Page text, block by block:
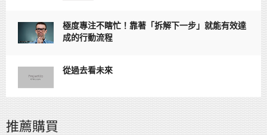
極度專注不瞎忙！靠著「拆解下一步」就能有效達
成的行動流程
從過去看未來
推薦購買